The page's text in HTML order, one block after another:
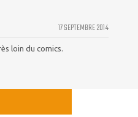
17 SEPTEMBRE 2014
loin du comics.